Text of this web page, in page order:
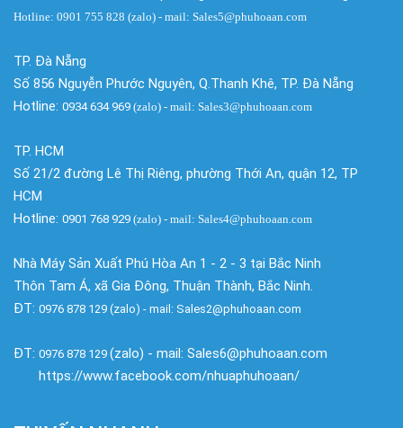
Hotline: 0901 755 828 (zalo) - mail: Sales5@phuhoaan.com
TP. Đà Nẵng
Số 856 Nguyễn Phước Nguyên, Q.Thanh Khê, TP. Đà Nẵng
Hotline: 0934 634 969 (zalo) - mail: Sales3@phuhoaan.com
TP. HCM
Số 21/2 đường Lê Thị Riêng, phường Thới An, quận 12, TP
HCM
Hotline: 0901 768 929 (zalo) - mail: Sales4@phuhoaan.com
Nhà Máy Sản Xuất Phú Hòa An 1 - 2 - 3 tại Bắc Ninh
Thôn Tam Á, xã Gia Đông, Thuận Thành, Bắc Ninh.
ĐT: 0976 878 129 (zalo) - mail: Sales2@phuhoaan.com
ĐT: 0976 878 129 (zalo) - mail: Sales6@phuhoaan.com
https://www.facebook.com/nhuaphuhoaan/